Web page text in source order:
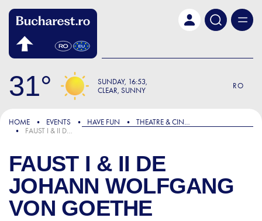
31 SUNDAY 16:53
CLEAR, SUNNY
RO
HOME EVENTS HAVE FUN
THEATRE & CINEMA
FAUST I & II DE JOHANN WOLFGANG VON GOETHE
FAUST I & II DE
JOHANN WOLFGANG
VON GOETHE